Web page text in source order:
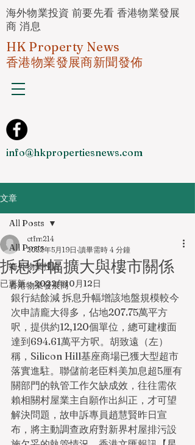
海外物業投資 前要先看 香港物業發展
商 消息
HK Property News
香港物業發展商新聞發佈
info@hkpropertiesnews.com
文章
All Posts
海外物業投資
香港物業發展商
All Posts
拆息升幅擴大與樓市關係
ctfm214
2022年5月19日 讀畢需時 4 分鐘
已更新：2022年10月12日
銀行結餘減 拆息升幅增該地盤規模較今
次申請龐大得多，佔地207.75萬平方
呎，提供約12,120個單位，總可建樓面
達到694.61萬平方呎。胡致遠（左）
稱，Silicon Hill基座商場已獲大型超市
落實進駐。聯儲前老臣料美加息超5厘有
關部門的執管工作欠缺成效，往往需依
賴相關村屋業主自願作出糾正，才可望
解決問題，故申訴專員趙慧賢昨日宣
布，將主動調查政府對新界村屋排污設